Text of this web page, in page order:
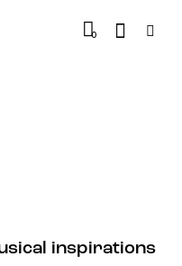
0
inspirations